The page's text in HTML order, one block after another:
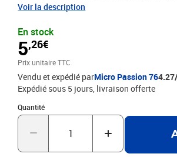
d'écriture doux etrésistant aux rayures,
Voir la description
En stock
5,26€
Prix unitaire TTC
Vendu et expédié parMicro Passion 76
Expédié sous 5 jours livraison offerte
Quantité
Quantité : 1